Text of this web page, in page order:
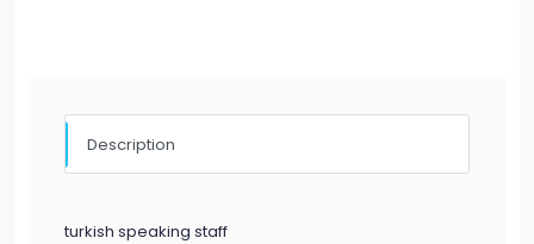
Description
turkish speaking staff